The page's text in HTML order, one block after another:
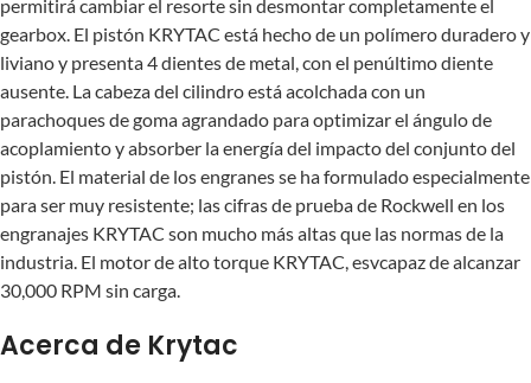
permitirá cambiar el resorte sin desmontar completamente el
gearbox. El pistón KRYTAC está hecho de un polímero duradero y
liviano y presenta 4 dientes de metal, con el penúltimo diente
ausente. La cabeza del cilindro está acolchada con un
parachoques de goma agrandado para optimizar el ángulo de
acoplamiento y absorber la energía del impacto del conjunto del
pistón. El material de los engranes se ha formulado especialmente
para ser muy resistente; las cifras de prueba de Rockwell en los
engranajes KRYTAC son mucho más altas que las normas de la
industria. El motor de alto torque KRYTAC, esvcapaz de alcanzar
30,000 RPM sin carga.
Acerca de Krytac